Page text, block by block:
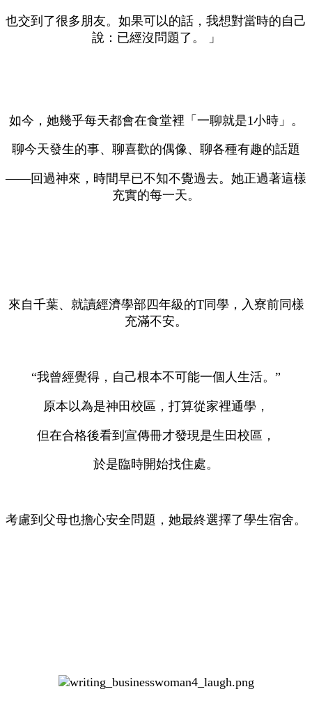
也交到了很多朋友。如果可以的話，我想對當時的自己
說：已經沒問題了。 」
如今，她幾乎每天都會在食堂裡「一聊就是1小時」。
聊今天發生的事、聊喜歡的偶像、聊各種有趣的話題
——回過神來，時間早已不知不覺過去。她正過著這樣
充實的每一天。
來自千葉、就讀經濟學部四年級的T同學，入寮前同樣
充滿不安。
“我曾經覺得，自己根本不可能一個人生活。”
原本以為是神田校區，打算從家裡通學，
但在合格後看到宣傳冊才發現是生田校區，
於是臨時開始找住處。
考慮到父母也擔心安全問題，她最終選擇了學生宿舍。